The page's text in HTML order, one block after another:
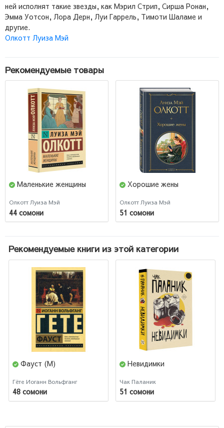
ней исполнят такие звезды, как Мэрил Стрип, Сирша Ронан,
Эмма Уотсон, Лора Дерн, Луи Гаррель, Тимоти Шаламе и
другие.
Олкотт Луиза Мэй
Рекомендуемые товары
Маленькие женщины
Олкотт Луиза Мэй
44 сомони
Хорошие жены
Олкотт Луиза Мэй
51 сомони
Рекомендуемые книги из этой категории
Фауст (М)
Гёте Иоганн Вольфганг
48 сомони
Невидимки
Чак Паланик
51 сомони